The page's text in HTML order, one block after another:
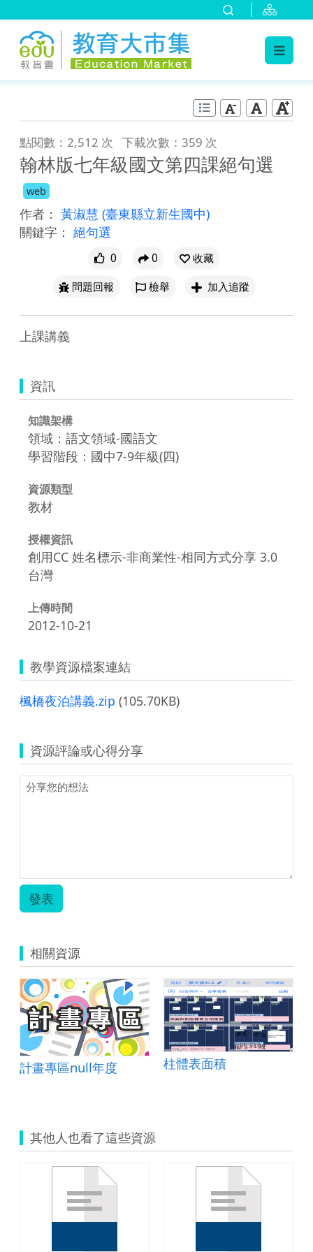
點閱數：2,512 次 下載次數：359 次
翰林版七年級國文第四課絕句選
web
作者： 黃淑慧 (臺東縣立新生國中)
關鍵字： 絕句選
0 0
收藏
問題回報
檢舉 加入追蹤
上課講義
資訊
知識架構
領域：語文領域-國語文
學習階段：國中7-9年級(四)
資源類型
教材
授權資訊
創用CC 姓名標示-非商業性-相同方式分享 3.0
台灣
上傳時間
2012-10-21
教學資源檔案連結
楓橋夜泊講義.zip (105.70KB)
資源評論或心得分享
發表
相關資源
計畫專區null年度 柱體表面積
其他人也看了這些資源